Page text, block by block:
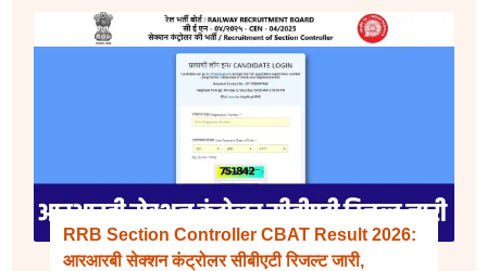
RRB Section Controller CBAT Result 2026:
आरआरबी सेक्शन कंट्रोलर सीबीएटी रिजल्ट जारी,